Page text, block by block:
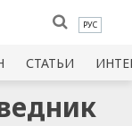
РУС
СТАТЬИ